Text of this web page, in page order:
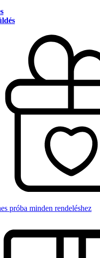
próba minden rendeléshez